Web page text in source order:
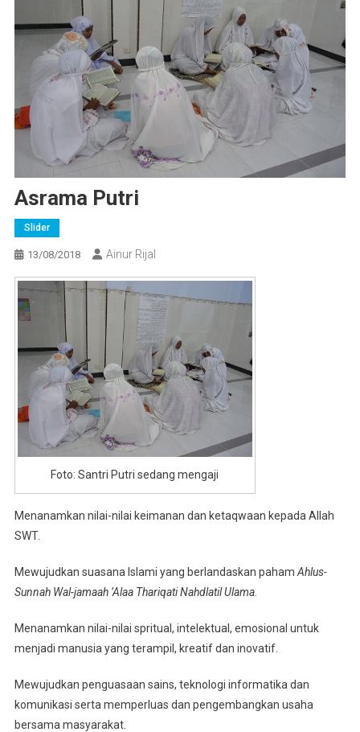
Asrama Putri
Slider
13/08/2018 Ainur Rijal
Foto: Santri Putri sedang mengaji
Menanamkan nilai-nilai keimanan dan ketaqwaan kepada Allah
SWT.
Mewujudkan suasana Islami yang berlandaskan paham Ahlus-
Sunnah Wal-jamaah ’Alaa Thariqati Nahdlatil Ulama.
Menanamkan nilai-nilai spritual, intelektual, emosional untuk
menjadi manusia yang terampil, kreatif dan inovatif.
Mewujudkan penguasaan sains, teknologi informatika dan
komunikasi serta memperluas dan pengembangkan usaha
bersama masyarakat.